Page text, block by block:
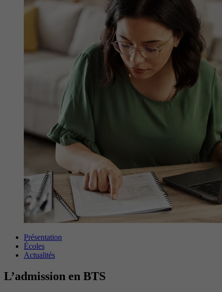
Présentation
Écoles
Actualités
L’admission en BTS